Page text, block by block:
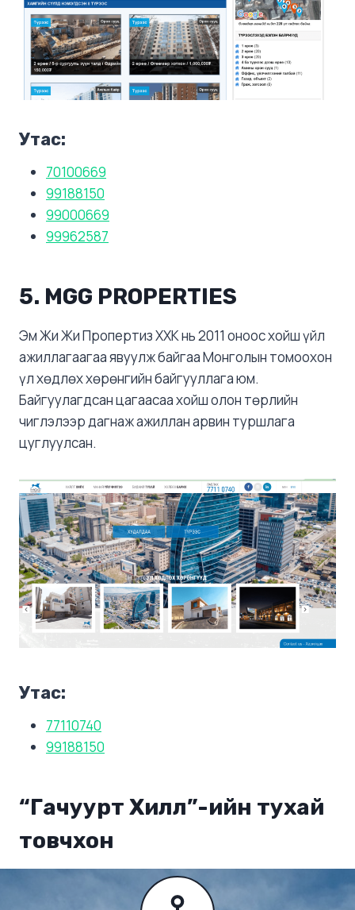
Утас:
70100669
99188150
99000669
99962587
5. MGG PROPERTIES
Эм Жи Жи Пропертиз ХХК нь 2011 оноос хойш үйл
ажиллагаагаа явуулж байгаа Монголын томоохон
үл хөдлөх хөрөнгийн байгууллага юм.
Байгуулагдсан цагаасаа хойш олон төрлийн
чиглэлээр дагнаж ажиллан арвин туршлага
цуглуулсан.
Утас:
77110740
99188150
“Гачуурт Хилл”-ийн тухай
товчхон